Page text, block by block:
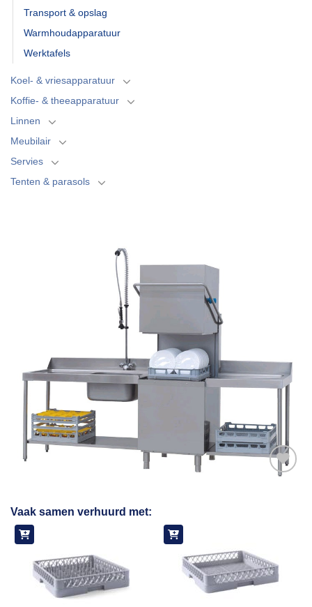
Transport & opslag
Warmhoudapparatuur
Werktafels
Koel- & vriesapparatuur
Koffie- & theeapparatuur
Linnen
Meubilair
Servies
Tenten & parasols
Vaak samen verhuurd met: